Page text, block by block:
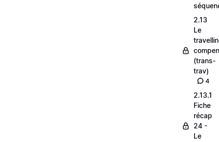
2.13
Le
(trans-
trav)
4
2.13.1
Fiche
récap
24 -
Le